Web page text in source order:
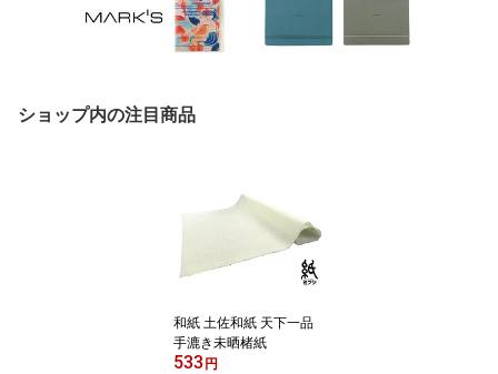
ショップ内の注目商品
和紙 土佐和紙 天下一品
手漉き未晒楮紙
533 円